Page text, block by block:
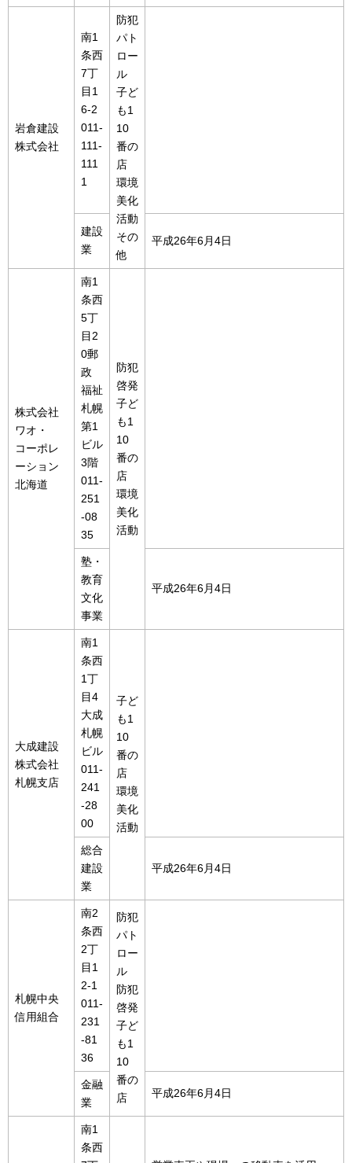
岩倉建設
株式会社
南1
条西
7丁
目1
6-2
011-
111-
111
1
防犯
パト
ロー
ル
子ど
も1
10
番の
店
環境
美化
活動
その
他
建設
業
平成26年6月4日
株式会社
ワオ・
コーポレ
ーション
北海道
南1
条西
5丁
目2
0郵
政
福祉
札幌
第1
ビル
3階
011-
251
-08
35
防犯
啓発
子ど
も1
10
番の
店
環境
美化
活動
塾・
教育
文化
事業
平成26年6月4日
大成建設
株式会社
札幌支店
南1
条西
1丁
目4
大成
札幌
ビル
011-
241
-28
00
子ど
も1
10
番の
店
環境
美化
活動
総合
建設
業
平成26年6月4日
札幌中央
信用組合
南2
条西
2丁
目1
2-1
011-
231
-81
36
防犯
パト
ロー
ル
防犯
啓発
子ど
も1
10
番の
店
金融
業
平成26年6月4日
南1
条西